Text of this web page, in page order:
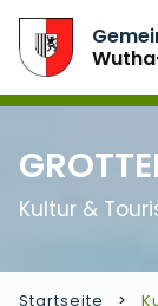
Kultur &
Startseite